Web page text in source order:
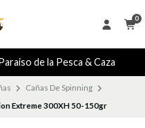
0
& Caza
Cañas De Spinning
Extreme 300XH 50-150gr